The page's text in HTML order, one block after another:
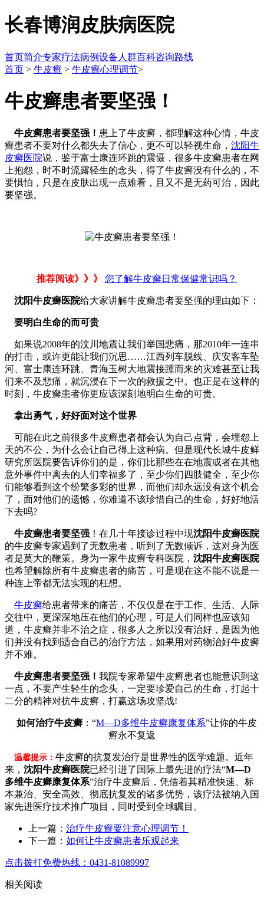
长春博润皮肤病医院
首页简介专家疗法病例设备 人群百科咨询路线
首页 > 牛皮癣 > 牛皮癣心理调节>
牛皮癣患者要坚强！
牛皮癣患者要坚强！ 患上了牛皮癣，都理解这种心情，牛皮
癣患者不要对什么都失去了信心，更不可以轻视生命， 沈阳牛
皮癣医院说，鉴于富士康连环跳的震慑，很多牛皮癣患者在网
上抱怨，时不时流露轻生的念头，得了牛皮癣没有什么的，不
要惧怕，只是在皮肤出现一点难看，且又不是无药可治，因此
要坚强。
推荐阅读》》》 您了解牛皮癣日常保健常识吗？
沈阳牛皮癣医院给大家讲解牛皮癣患者要坚强的理由如下：
要明白生命的而可贵
如果说2008年的汶川地震让我们举国悲痛，那2010年一连串
的打击，或许更能让我们沉思……江西列车脱线、庆安客车坠
河、富士康连环跳、青海玉树大地震接踵而来的灾难甚至让我
们来不及悲痛，就沉浸在下一次的救援之中。也正是在这样的
时刻，牛皮癣患者你更应该深刻地明白生命的可贵。
拿出勇气，好好面对这个世界
可能在此之前很多牛皮癣患者都会认为自己点背，会埋怨上
天的不公，为什么会让自己得上这种病。但是现代长城牛皮鲜
研究所医院要告诉你们的是，你们比那些在在地震或者在其他
意外事件中离去的人们幸福多了，至少你们四肢健全，至少你
们能够看到这个纷繁多彩的世界，而他们却永远没有这个机会
了，面对他们的遗憾，你难道不该珍惜自己的生命，好好地活
下去吗?
牛皮癣患者要坚强 ！在几十年接诊过程中现沈阳牛皮癣医院
的牛皮癣专家遇到了无数患者，听到了无数倾诉，这对身为医
者是莫大的鞭策。身为一家牛皮癣专科医院， 沈阳牛皮癣医院
也希望解除所有牛皮癣患者的痛苦，可是现在这不能不说是一
种连上帝都无法实现的枉想。
牛皮癣给患者带来的痛苦，不仅仅是在于工作、生活、人际
交往中，更深深地压在他们的心理，可是人们同样也应该知
道，牛皮癣并非不治之症，很多人之所以没有治好，是因为他
们并没有找到适合自己的治疗方法，如果用对药物治好牛皮癣
并不难。
牛皮癣患者要坚强！ 我院专家希望牛皮癣患者也能意识到这
一点，不要产生轻生的念头，一定要珍爱自己的生命，打起十
二分的精神对抗牛皮癣，打赢这场攻坚战!
如何治疗牛皮癣 ：“M—D多维牛皮癣康复体系”让你的牛皮
癣永不复返
温馨提示： 牛皮癣的抗复发治疗是世界性的医学难题。近年
来， 沈阳牛皮癣医院已经引进了国际上最先进的疗法“M—D
多维牛皮癣康复体系”治疗牛皮癣后，凭借着其精准快速、标
本兼治、安全高效、彻底抗复发的诸多优势，该疗法被纳入国
家先进医疗技术推广项目，同时受到全球瞩目。
上一篇： 治疗牛皮癣要注意心理调节！
下一篇： 如何让牛皮癣患者乐观起来
点击拨打免费热线：0431-81089997
相关阅读